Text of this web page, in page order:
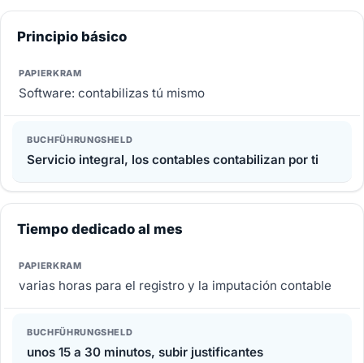
Principio básico
Software: contabilizas tú mismo
Servicio integral, los contables contabilizan por ti
Tiempo dedicado al mes
varias horas para el registro y la imputación contable
unos 15 a 30 minutos, subir justificantes